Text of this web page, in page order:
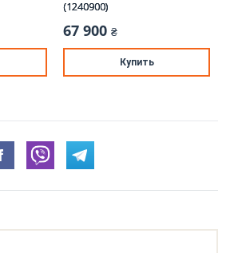
(1240900)
67 900 ₴
Купить